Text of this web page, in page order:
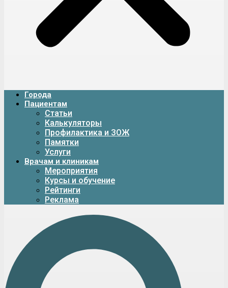
Города
Пациентам
Статьи
Калькуляторы
Профилактика и ЗОЖ
Памятки
Услуги
Врачам и клиникам
Мероприятия
Курсы и обучение
Рейтинги
Реклама